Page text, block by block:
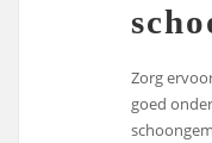
Zorg
goed